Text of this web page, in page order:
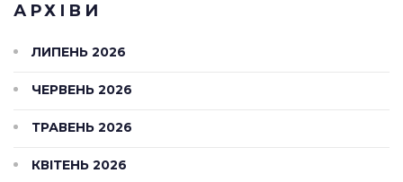
АРХІВИ
ЛИПЕНЬ 2026
ЧЕРВЕНЬ 2026
ТРАВЕНЬ 2026
КВІТЕНЬ 2026